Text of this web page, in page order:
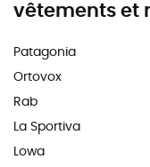
vêtements et
Patagonia
Ortovox
Rab
La Sportiva
Lowa